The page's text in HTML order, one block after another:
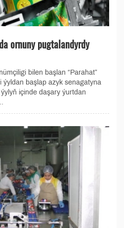
ornuny pugtalandyrdy
bilen başlan “Parahat”
ýyldan başlap azyk senagatyna
içinde daşary ýurtdan